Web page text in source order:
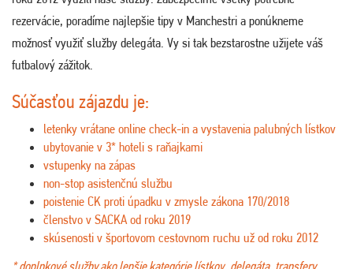
rezervácie, poradíme najlepšie tipy v Manchestri a ponúkneme
možnosť využiť služby delegáta. Vy si tak bezstarostne užijete váš
futbalový zážitok.
Súčasťou zájazdu je:
letenky vrátane online check-in a vystavenia palubných lístkov
ubytovanie v 3* hoteli s raňajkami
vstupenky na zápas
non-stop asistenčnú službu
poistenie CK proti úpadku v zmysle zákona 170/2018
členstvo v SACKA od roku 2019
skúsenosti v športovom cestovnom ruchu už od roku 2012
* doplnkové služby ako lepšie kategórie lístkov, delegáta, transfery